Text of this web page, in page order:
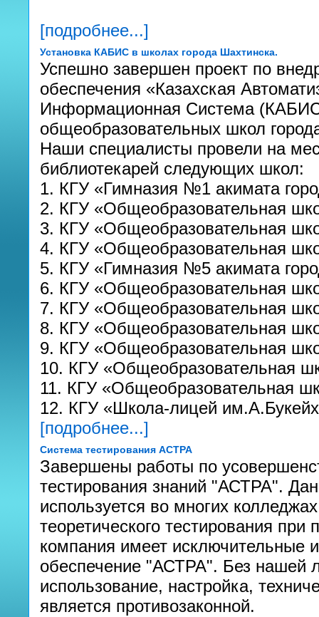
[подробнее...]
Установка КАБИС в школах города Шахтинска.
Успешно завершен проект по
обеспечения «Казахская
Информационная Система
общеобразовательных школ
Наши специалисты провели на
библиотекарей следующих школ:
1. КГУ «Гимназия №1 акимата
2. КГУ «Общеобразовательная
3. КГУ «Общеобразовательная
4. КГУ «Общеобразовательная
5. КГУ «Гимназия №5 акимата
6. КГУ «Общеобразовательная
7. КГУ «Общеобразовательная
8. КГУ «Общеобразовательная
9. КГУ «Общеобразовательная
10. КГУ «Общеобразовательная
11. КГУ «Общеобразовательная
12. КГУ «Школа-лицей
[подробнее...]
Система тестирования АСТРА
Завершены работы по
тестирования знаний "АСТРА".
используется во многих
теоретического тестирования
компания имеет исключительные
обеспечение "АСТРА". Без нашей
использование, настройка,
является противозаконной.